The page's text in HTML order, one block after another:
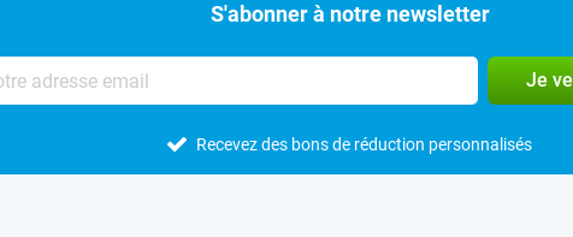
S'abonner à notre newsletter
Je
Recevez des bons de réduction personnalisés